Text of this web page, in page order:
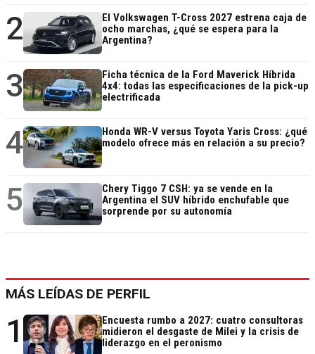
2
El Volkswagen T-Cross 2027 estrena caja de
ocho marchas, ¿qué se espera para la
Argentina?
3
Ficha técnica de la Ford Maverick Híbrida
4x4: todas las especificaciones de la pick-up
electrificada
4
Honda WR-V versus Toyota Yaris Cross: ¿qué
modelo ofrece más en relación a su precio?
5
Chery Tiggo 7 CSH: ya se vende en la
Argentina el SUV híbrido enchufable que
sorprende por su autonomía
MÁS LEÍDAS DE PERFIL
1
Encuesta rumbo a 2027: cuatro consultoras
midieron el desgaste de Milei y la crisis de
liderazgo en el peronismo